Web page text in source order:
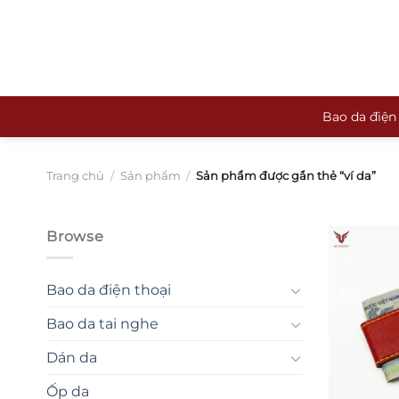
Bao da
Trang chủ / Sản phẩm / Sản phẩm được gắn thẻ “ví da”
Browse
Bao da điện thoại
Bao da tai nghe
Dán da
Ốp da